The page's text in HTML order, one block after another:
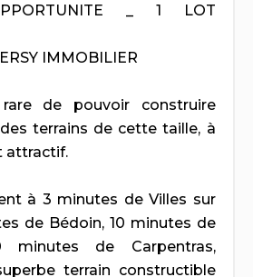
_ 1 LOT
IMMOBILIER
de pouvoir construire
terrains de cette taille, à
attractif.
à 3 minutes de Villes sur
de Bédoin, 10 minutes de
de Carpentras,
terrain constructible